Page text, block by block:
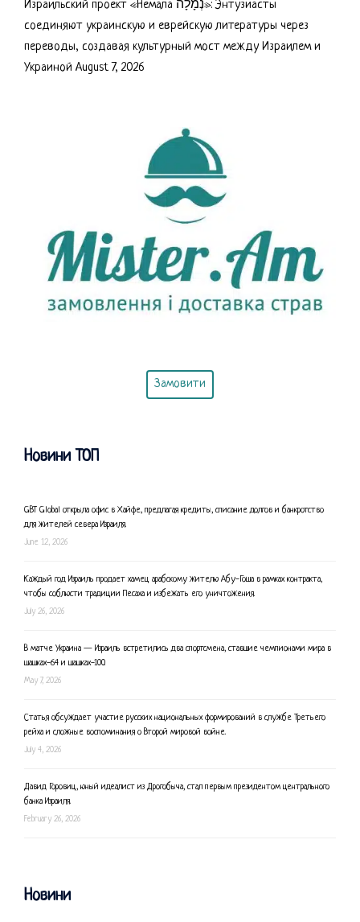
Израильский проект «Немала נְמָלָה»: Энтузиасты
соединяют украинскую и еврейскую литературы через
переводы, создавая культурный мост между Израилем и
Украиной August 7, 2026
Замовити
Новини ТОП
GBT Global открыла офис в Хайфе, предлагая кредиты, списание долгов и банкротство
для жителей севера Израиля.
June 12, 2026
Каждый год Израиль продает хамец арабскому жителю Абу-Гоша в рамках контракта,
чтобы соблюсти традиции Песаха и избежать его уничтожения.
July 26, 2026
В матче Украина — Израиль встретились два спортсмена, ставшие чемпионами мира в
шашках-64 и шашках-100.
May 7, 2026
Статья обсуждает участие русских национальных формирований в службе Третьего
рейха и сложные воспоминания о Второй мировой войне.
July 4, 2026
Давид Горовиц, юный идеалист из Дрогобыча, стал первым президентом центрального
банка Израиля.
February 26, 2026
Новини